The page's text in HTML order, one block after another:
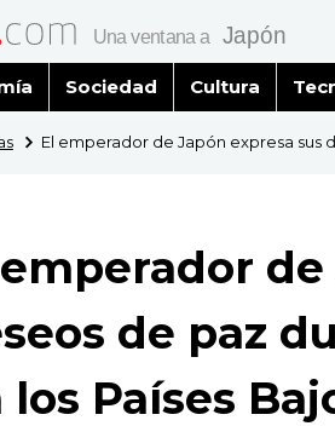
Sociedad Cultura
El emperador de Japón expresa sus
de paz
los Países